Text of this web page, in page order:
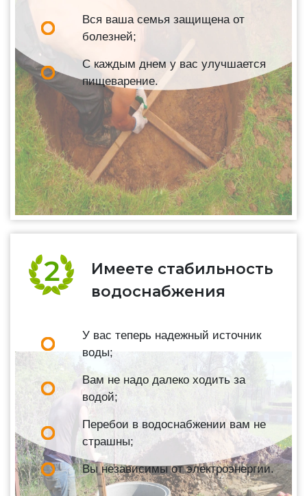
Вся ваша семья защищена от
болезней;
С каждым днем у вас улучшается
пищеварение.
Имеете стабильность
водоснабжения
У вас теперь надежный источник
воды;
Вам не надо далеко ходить за
водой;
Перебои в водоснабжении вам не
страшны;
Вы независимы от электроэнергии.